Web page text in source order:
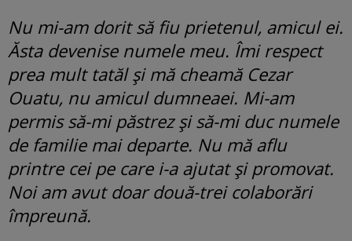
Nu mi-am dorit să fiu prietenul, amicul ei.
Ăsta devenise numele meu. Îmi respect
prea mult tatăl și mă cheamă Cezar
Ouatu, nu amicul dumneaei. Mi-am
permis să-mi păstrez și să-mi duc numele
de familie mai departe. Nu mă aflu
printre cei pe care i-a ajutat și promovat.
Noi am avut doar două-trei colaborări
împreună.